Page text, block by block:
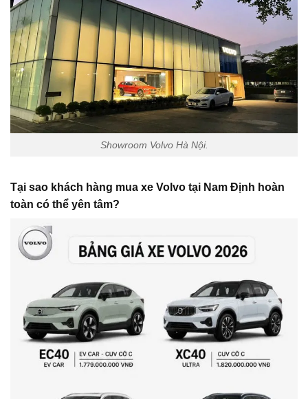
Showroom Volvo Hà Nội.
Tại sao khách hàng mua xe Volvo tại Nam Định hoàn
toàn có thể yên tâm?